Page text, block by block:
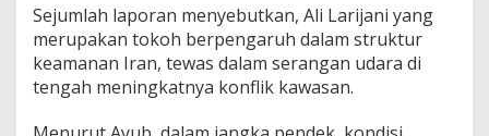
g
n
a
Sejumlah laporan menyebutkan, Ali Larijani yang
merupakan tokoh berpengaruh dalam struktur
keamanan Iran, tewas dalam serangan udara di
tengah meningkatnya konflik kawasan.